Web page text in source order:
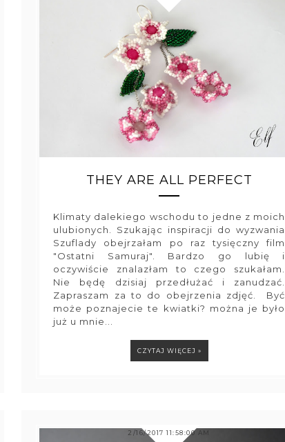
THEY ARE ALL PERFECT
Klimaty dalekiego wschodu to jedne z moich
ulubionych. Szukając inspiracji do wyzwania
Szuflady obejrzałam po raz tysięczny film
"Ostatni Samuraj". Bardzo go lubię i
oczywiście znalazłam to czego szukałam.
Nie będę dzisiaj przedłużać i zanudzać.
Zapraszam za to do obejrzenia zdjęć. Być
może poznajecie te kwiatki? można je było
już u mnie...
CZYTAJ WIĘCEJ »
2/16/2017 11:58:00 AM